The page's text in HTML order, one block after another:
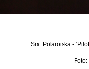
Sra. Polaroiska -